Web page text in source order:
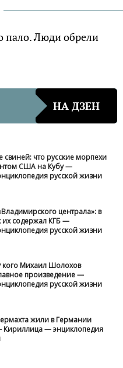
пало. Люди обрели
НА ДЗЕН
свиней: что русские морпехи
США на Кубу —
русской жизни
централа»: в
их содержал КГБ —
русской жизни
кого Михаил Шолохов
произведение —
русской жизни
жили в Германии
Кириллица — энциклопедия